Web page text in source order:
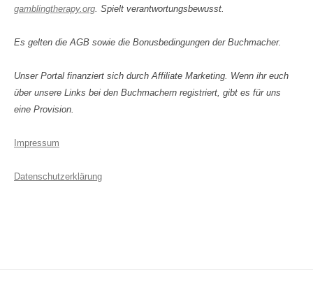
gamblingtherapy.org. Spielt verantwortungsbewusst.
Es gelten die AGB sowie die Bonusbedingungen der Buchmacher.
Unser Portal finanziert sich durch Affiliate Marketing. Wenn ihr euch
über unsere Links bei den Buchmachern registriert, gibt es für uns
eine Provision.
Impressum
Datenschutzerklärung